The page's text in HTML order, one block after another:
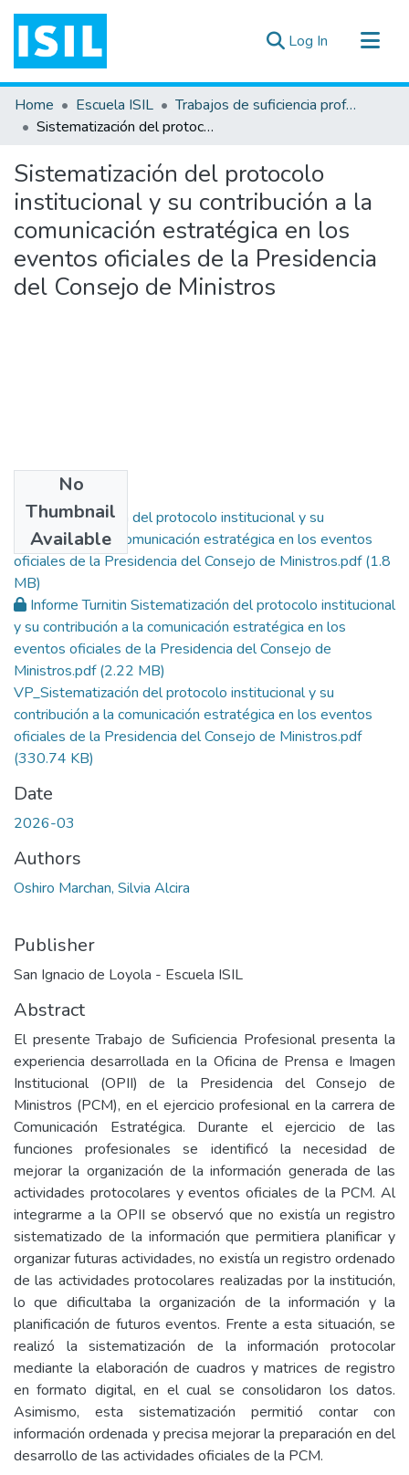
Log In (current)
All of DSpace
Statistics
Documentos ▾
Home Escuela ISIL
Trabajos de suficiencia profesional
Sistematización del protocolo institucional y su contribución a la comunicación estratégica en los eventos oficiales de la Presidencia del Consejo de Ministros
Sistematización del protocolo
institucional y su contribución a la
comunicación estratégica en los
eventos oficiales de la Presidencia
del Consejo de Ministros
No
Thumbnail
Available
Sistematización del protocolo institucional y su
contribución a la comunicación estratégica en los eventos
oficiales de la Presidencia del Consejo de Ministros.pdf(1.8
MB)
Informe Turnitin Sistematización del protocolo institucional
y su contribución a la comunicación estratégica en los
eventos oficiales de la Presidencia del Consejo de
Ministros.pdf(2.22 MB)
VP_Sistematización del protocolo institucional y su
contribución a la comunicación estratégica en los eventos
oficiales de la Presidencia del Consejo de Ministros.pdf
(330.74 KB)
Date
2026-03
Authors
Oshiro Marchan, Silvia Alcira
Publisher
San Ignacio de Loyola - Escuela ISIL
Abstract
El presente Trabajo de Suficiencia Profesional presenta la
experiencia desarrollada en la Oficina de Prensa e Imagen
Institucional (OPII) de la Presidencia del Consejo de
Ministros (PCM), en el ejercicio profesional en la carrera de
Comunicación Estratégica. Durante el ejercicio de las
funciones profesionales se identificó la necesidad de
mejorar la organización de la información generada de las
actividades protocolares y eventos oficiales de la PCM. Al
integrarme a la OPII se observó que no existía un registro
sistematizado de la información que permitiera planificar y
organizar futuras actividades, no existía un registro ordenado
de las actividades protocolares realizadas por la institución,
lo que dificultaba la organización de la información y la
planificación de futuros eventos. Frente a esta situación, se
realizó la sistematización de la información protocolar
mediante la elaboración de cuadros y matrices de registro
en formato digital, en el cual se consolidaron los datos.
Asimismo, esta sistematización permitió contar con
información ordenada y precisa mejorar la preparación en del
desarrollo de las actividades oficiales de la PCM.